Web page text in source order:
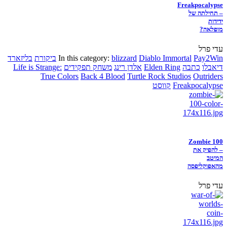
Freakpocalypse
– תחילתה של
ידידות
מופלאה?
עדי פרל
In this category: blizzard Diablo Immortal Pay2Win ביקורת בליזארד
דיאבלו כתבה Elden Ring אלדן רינג משחק תפקידים Life is Strange:
True Colors Back 4 Blood Turtle Rock Studios Outriders
Freakpocalypse קווסט
Zombie 100
– להפיק את
המיטב
מהאפוקליפסה
עדי פרל